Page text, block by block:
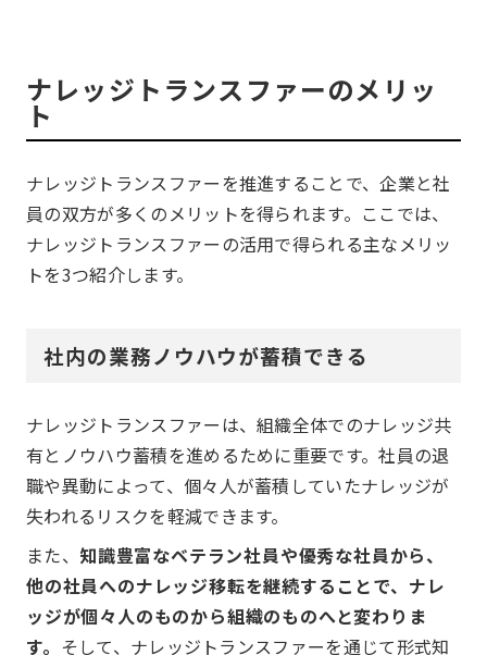
ナレッジトランスファーのメリッ
ト
ナレッジトランスファーを推進することで、企業と社
員の双方が多くのメリットを得られます。ここでは、
ナレッジトランスファーの活用で得られる主なメリッ
トを3つ紹介します。
社内の業務ノウハウが蓄積できる
ナレッジトランスファーは、組織全体でのナレッジ共
有とノウハウ蓄積を進めるために重要です。社員の退
職や異動によって、個々人が蓄積していたナレッジが
失われるリスクを軽減できます。
また、 知識豊富なベテラン社員や優秀な社員から、
他の社員へのナレッジ移転を継続することで、ナレ
ッジが個々人のものから組織のものへと変わりま
す。 そして、ナレッジトランスファーを通じて形式知